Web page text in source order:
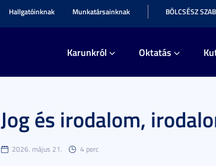
Hallgatóinknak Munkatársainknak BÖLCSÉSZ
Karunkról Oktatás
Jog és irodalom,
2026. május 21. 4 perc